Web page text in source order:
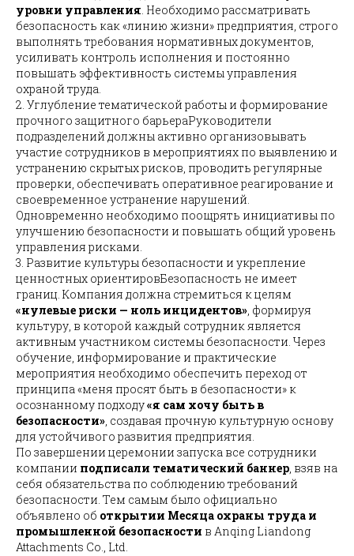
уровни управления. Необходимо рассматривать
безопасность как «линию жизни» предприятия, строго
выполнять требования нормативных документов,
усиливать контроль исполнения и постоянно
повышать эффективность системы управления
охраной труда.
2. Углубление тематической работы и формирование
прочного защитного барьераРуководители
подразделений должны активно организовывать
участие сотрудников в мероприятиях по выявлению и
устранению скрытых рисков, проводить регулярные
проверки, обеспечивать оперативное реагирование и
своевременное устранение нарушений.
Одновременно необходимо поощрять инициативы по
улучшению безопасности и повышать общий уровень
управления рисками.
3. Развитие культуры безопасности и укрепление
ценностных ориентировБезопасность не имеет
границ. Компания должна стремиться к целям
«нулевые риски — ноль инцидентов», формируя
культуру, в которой каждый сотрудник является
активным участником системы безопасности. Через
обучение, информирование и практические
мероприятия необходимо обеспечить переход от
принципа «меня просят быть в безопасности» к
осознанному подходу«я сам хочу быть в
безопасности», создавая прочную культурную основу
для устойчивого развития предприятия.
По завершении церемонии запуска все сотрудники
компании подписали тематический баннер, взяв на
себя обязательства по соблюдению требований
безопасности. Тем самым было официально
объявлено об открытии Месяца охраны труда и
промышленной безопасности в Anqing Liandong
Attachments Co., Ltd.